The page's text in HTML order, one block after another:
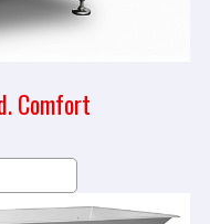
Comfort